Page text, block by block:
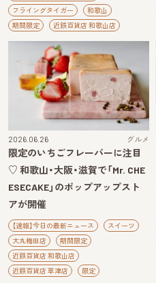
フライングタイガー
和歌山
期間限定
近鉄百貨店 和歌山店
2026.06.26 グルメ
限定のいちごフレーバーに注目
♡ 和歌山・大阪・滋賀で「Mr. CHE
ESECAKE」のポップアップスト
アが開催
【速報】今日の最新ニュース
スイーツ
大丸梅田店
期間限定
近鉄百貨店 和歌山店
近鉄百貨店 草津店
限定